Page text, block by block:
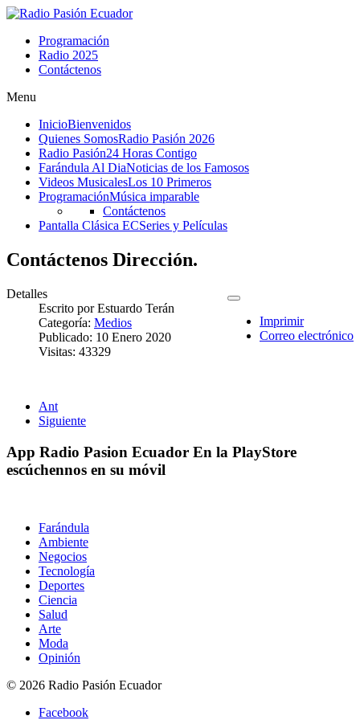
Programación
Radio 2025
Contáctenos
Menu
InicioBienvenidos
Quienes SomosRadio Pasión 2026
Radio Pasión24 Horas Contigo
Farándula Al DiaNoticias de los Famosos
Videos MusicalesLos 10 Primeros
ProgramaciónMúsica imparable
Contáctenos
Pantalla Clásica ECSeries y Películas
Contáctenos Dirección.
Imprimir
Correo electrónico
Detalles
Escrito porEstuardo Terán
Categoría: Medios
Publicado: 10 Enero 2020
Visitas: 43329
Ant
Siguiente
App Radio Pasion Ecuador En la PlayStore
escúchennos en su móvil
Farándula
Ambiente
Negocios
Tecnología
Deportes
Ciencia
Salud
Arte
Moda
Opinión
© 2026 Radio Pasión Ecuador
Facebook